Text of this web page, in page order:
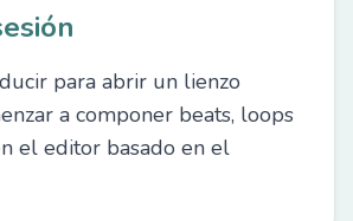
para abrir un lienzo
a componer beats, loops
el editor basado en el